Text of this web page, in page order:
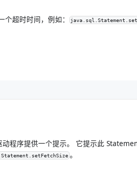
超时时间，例如：
程序提供一个提示。 它提示此
。